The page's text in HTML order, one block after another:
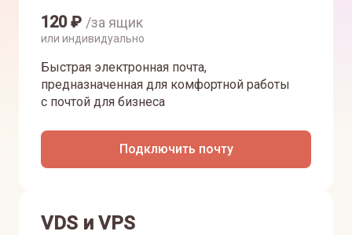
120₽ /за ящик
или индивидуально
Быстрая электронная почта,
предназначенная для комфортной работы
с почтой для бизнеса
Подключить почту
VDS и VPS